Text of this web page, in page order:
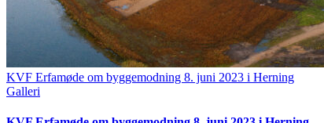
KVF Erfamøde om byggemodning 8. juni 2023 i Herning
Galleri